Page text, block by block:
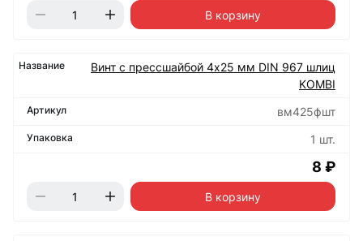
В корзину
Винт с прессшайбой 4х25 мм DIN 967 шлиц
KOMBI
вм425фшт
1 шт.
8 ₽
В корзину